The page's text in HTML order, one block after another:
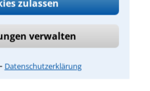
zulassen
verwalten
⁃ Datenschutzerklärung
betragen
€ zzgl. MwSt.
nur für Verbraucher. Für
gilt diese